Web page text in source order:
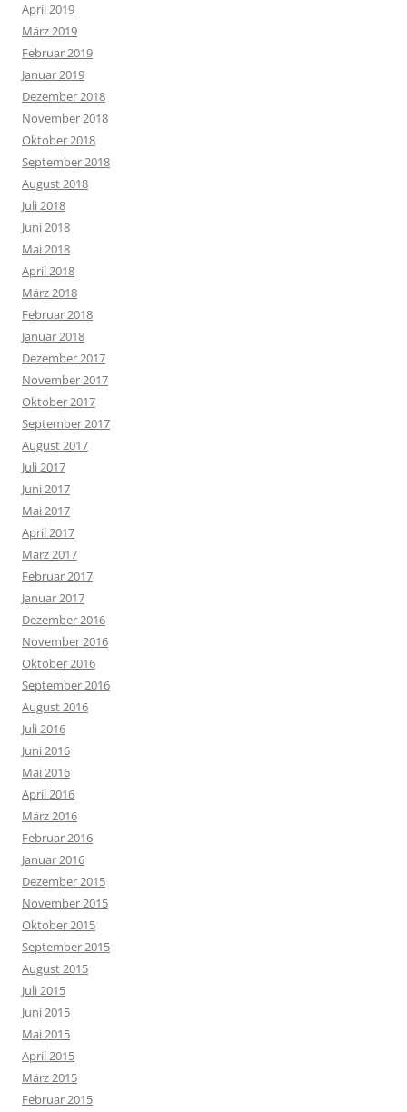
April 2019
März 2019
Februar 2019
Januar 2019
Dezember 2018
November 2018
Oktober 2018
September 2018
August 2018
Juli 2018
Juni 2018
Mai 2018
April 2018
März 2018
Februar 2018
Januar 2018
Dezember 2017
November 2017
Oktober 2017
September 2017
August 2017
Juli 2017
Juni 2017
Mai 2017
April 2017
März 2017
Februar 2017
Januar 2017
Dezember 2016
November 2016
Oktober 2016
September 2016
August 2016
Juli 2016
Juni 2016
Mai 2016
April 2016
März 2016
Februar 2016
Januar 2016
Dezember 2015
November 2015
Oktober 2015
September 2015
August 2015
Juli 2015
Juni 2015
Mai 2015
April 2015
März 2015
Februar 2015